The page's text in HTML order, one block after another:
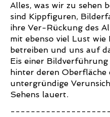
Alles, was wir zu sehen
sind Kippfiguren,
ihre Ver-Rückung des
mit ebenso viel Lust wie
betreiben und uns auf
Eis einer Bildverführung
hinter deren Oberfläche
untergründige
Sehens lauert.